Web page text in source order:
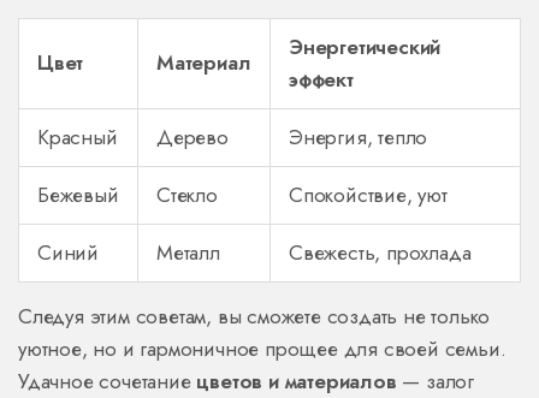
Цвет Материал
Энергетический
эффект
Красный
Дерево
Энергия, тепло
Бежевый
Стекло
Спокойствие, уют
Синий
Металл Свежесть, прохлада
Следуя этим советам, вы сможете создать не только
уютное, но и гармоничное прощее для своей семьи.
Удачное сочетание цветов и материалов — залог